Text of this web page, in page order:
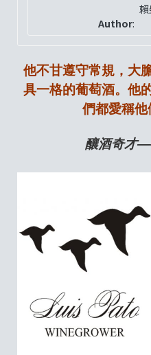
Author:
他不甘遵守常規，大
具一格的葡萄酒。他
們都愛稱他
釀酒奇才